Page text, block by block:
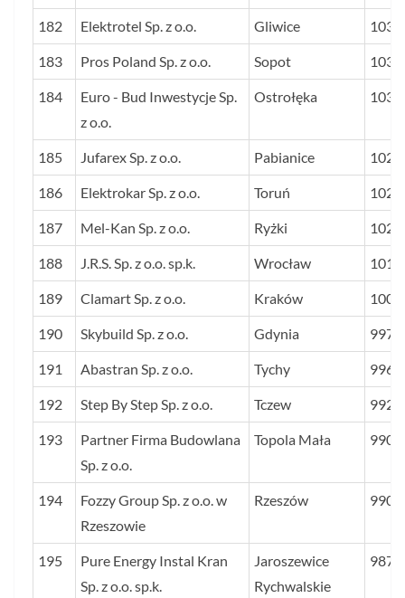
182 Elektrotel Sp. z o.o. Gliwice 1031
183 Pros Poland Sp. z o.o. Sopot 1031
184
Euro - Bud Inwestycje Sp.
z o.o.
Ostrołęka 1030
185 Jufarex Sp. z o.o. Pabianice 1029
186 Elektrokar Sp. z o.o. Toruń 1025
187 Mel-Kan Sp. z o.o. Ryżki 1025
188 J.R.S. Sp. z o.o. sp.k. Wrocław 1018
189 Clamart Sp. z o.o. Kraków 1005
190 Skybuild Sp. z o.o. Gdynia 997
191 Abastran Sp. z o.o. Tychy 996
192 Step By Step Sp. z o.o. Tczew 992
193
Partner Firma Budowlana
Sp. z o.o.
Topola Mała 990
194
Fozzy Group Sp. z o.o. w
Rzeszowie
Rzeszów 990
195
Pure Energy Instal Kran
Sp. z o.o. sp.k.
Jaroszewice
Rychwalskie
987